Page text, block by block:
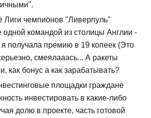
Лиги чемпионов "Ливерпуль"
одной командой из столицы Англии -
получала премию в 19 копеек (Это
смеялааась... А ракеты
как бонус а как зарабатывать?
площадки граждане
инвестировать в какие-либо
долю в проекте, часть готовой